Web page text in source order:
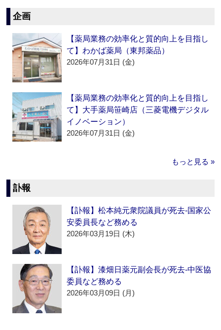
企画
【薬局業務の効率化と質的向上を目指し
て】わかば薬局（東邦薬品）
2026年07月31日 (金)
【薬局業務の効率化と質的向上を目指し
て】大手薬局笹崎店（三菱電機デジタル
イノベーション）
2026年07月31日 (金)
もっと見る »
訃報
【訃報】松本純元衆院議員が死去‐国家公
安委員長など務める
2026年03月19日 (木)
【訃報】漆畑日薬元副会長が死去‐中医協
委員など務める
2026年03月09日 (月)